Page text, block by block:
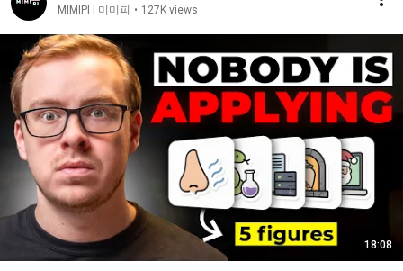
MIMIPI | 미미피 • 127K views
18:08